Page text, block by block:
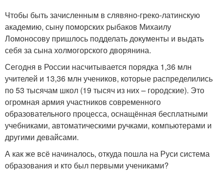
Чтобы быть зачисленным в слявяно-греко-латинскую
академию, сыну поморских рыбаков Михаилу
Ломоносову пришлось подделать документы и выдать
себя за сына холмогорского дворянина.
Сегодня в России насчитывается порядка 1,36 млн
учителей и 13,36 млн учеников, которые распределились
по 53 тысячам школ (19 тысяч из них – городские). Это
огромная армия участников современного
образовательного процесса, оснащённая бесплатными
учебниками, автоматическими ручками, компьютерами и
другими девайсами.
А как же всё начиналось, откуда пошла на Руси система
образования и кто был первыми учениками?